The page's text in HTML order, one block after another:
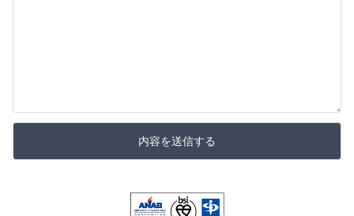
内容を送信する